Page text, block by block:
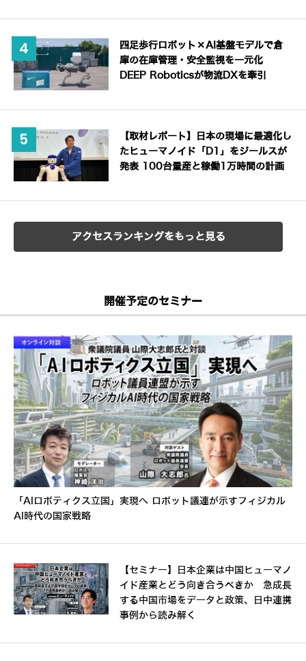
四足歩行ロボット×AI基盤モデルで倉
庫の在庫管理・安全監視を一元化
DEEP Roboticsが物流DXを牽引
【取材レポート】日本の現場に最適化し
たヒューマノイド「D1」をジールスが
発表 100台量産と稼働1万時間の計画
アクセスランキングをもっと見る
開催予定のセミナー
「AIロボティクス立国」実現へ ロボット議連が示すフィジカル
AI時代の国家戦略
【セミナー】日本企業は中国ヒューマノ
イド産業とどう向き合うべきか 急成長
する中国市場をデータと政策、日中連携
事例から読み解く